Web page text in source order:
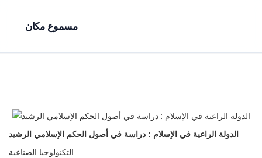
مسموع مكان
الدولة الراعية في الإسلام : دراسة في أصول الحكم الإسلامي الرشيد
التكنولوجيا الصناعية